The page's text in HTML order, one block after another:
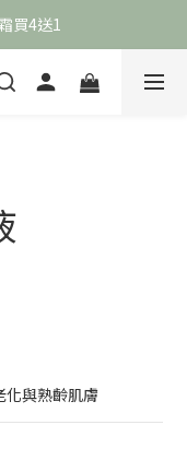
2送1
買4送1
化與熟齡肌膚